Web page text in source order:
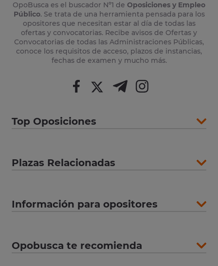
OpoBusca es el buscador Nº1 de Oposiciones y Empleo
Público. Se trata de una herramienta pensada para los
opositores que necesitan estar al día de todas las
ofertas y convocatorias. Recibe avisos de Ofertas y
Convocatorias de todas las Administraciones Públicas,
conoce los requisitos de acceso, plazos de instancias,
fechas de examen y mucho más.
Top Oposiciones
Plazas Relacionadas
Información para opositores
Opobusca te recomienda